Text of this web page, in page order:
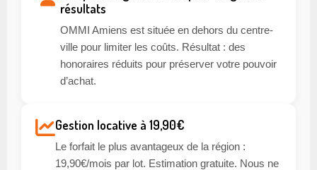
résultats
OMMI Amiens est située en dehors du centre-
ville pour limiter les coûts. Résultat : des
honoraires réduits pour préserver votre pouvoir
d’achat.
Gestion locative à 19,90€
Le forfait le plus avantageux de la région :
19,90€/mois par lot. Estimation gratuite. Nous ne